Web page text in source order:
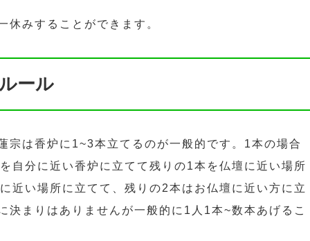
休みすることができます。
ール
宗は香炉に1~3本立てるのが一般的です。1本の場合
自分に近い香炉に立てて残りの1本を仏壇に近い場所
近い場所に立てて、残りの2本はお仏壇に近い方に立
決まりはありませんが一般的に1人1本~数本あげるこ